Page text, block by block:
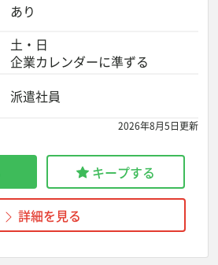
あり
土・日
企業カレンダーに準ずる
派遣社員
2026年8月5日更新
キープする
詳細を見る